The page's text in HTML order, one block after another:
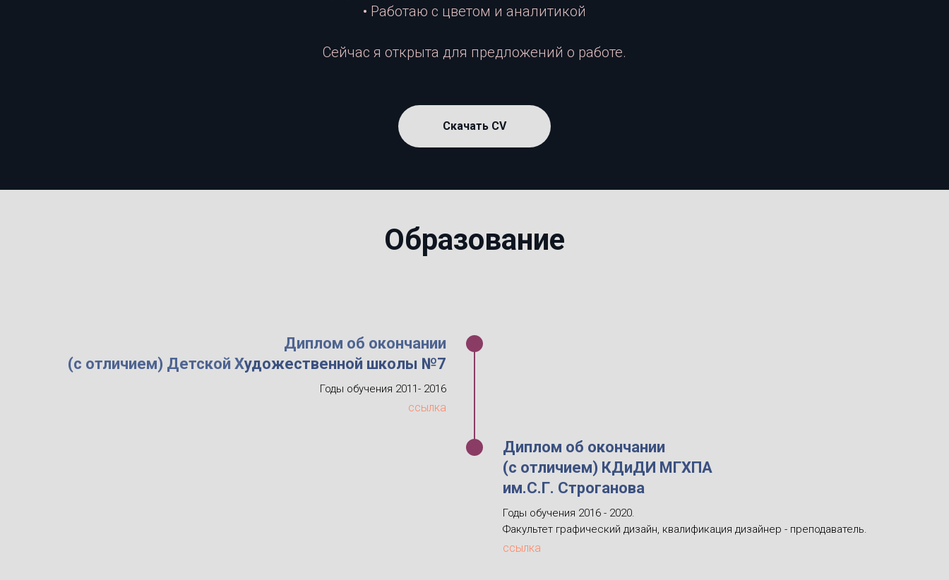
• Работаю с цветом и аналитикой
Сейчас я открыта для предложений о работе.
Скачать CV
Образование
Диплом об окончании
(с отличием) Детской Художе ственной школы №7
Годы обучения 2011- 2016
ссылка
Диплом об окончании
(с отличием) КДиДИ МГХПА
им.С.Г. Строганова
Годы обучения 2016 - 2020.
Факультет графический дизайн, квалификация дизайнер - преподаватель.
ссылка